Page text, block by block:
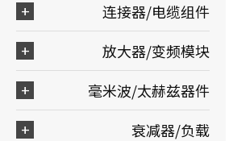
连接器/电缆组件
放大器/变频模块
毫米波/太赫兹器件
衰减器/负载